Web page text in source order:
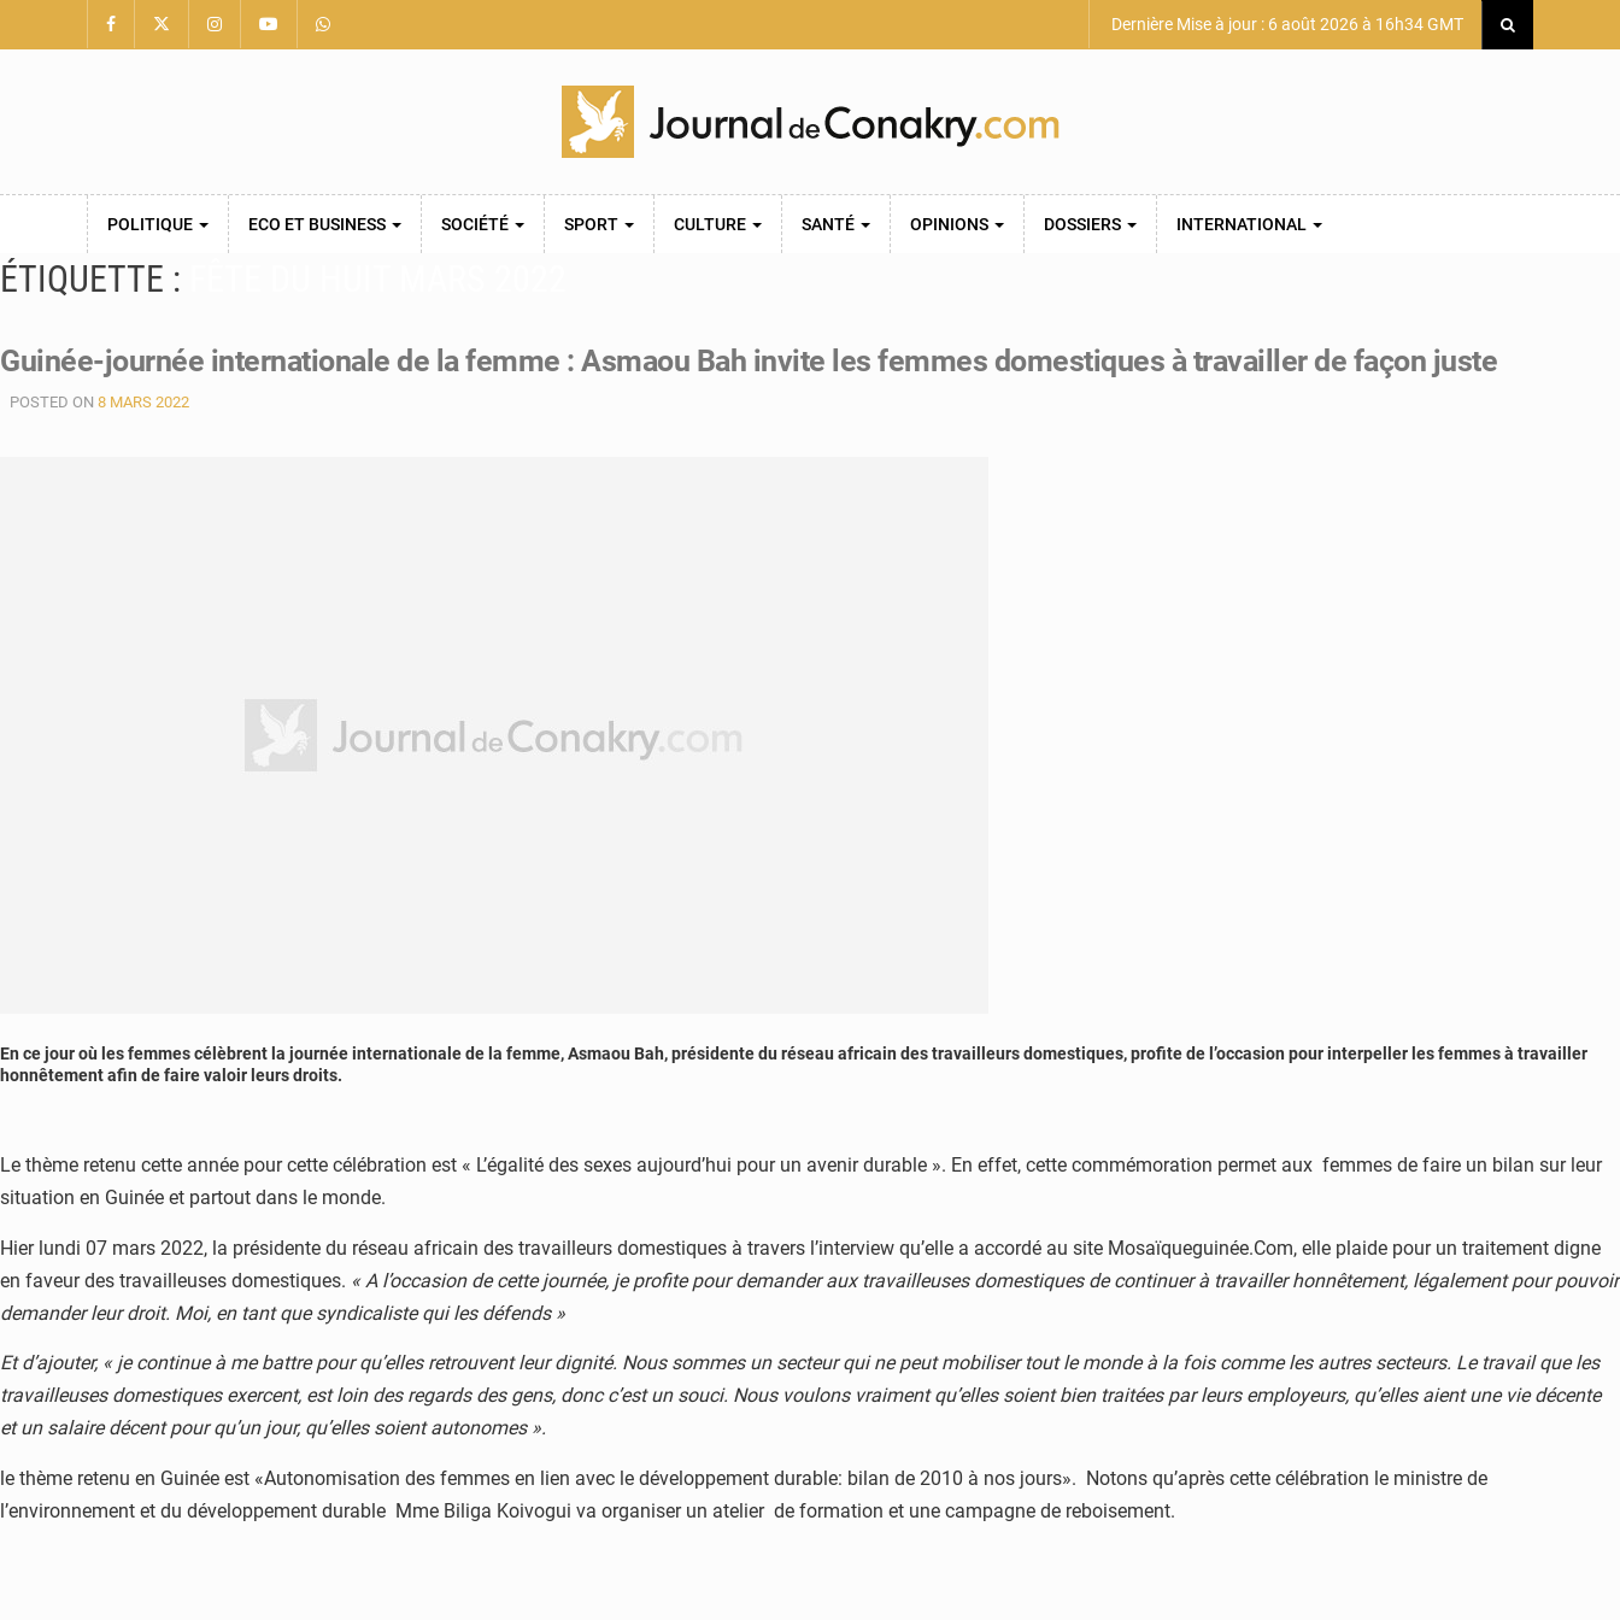
Dernière Mise à jour : 6 août 2026 à 16h34 GMT
POLITIQUE ECO ET BUSINESS SOCIÉTÉ SPORT CULTURE SANTÉ OPINIONS DOSSIERS INTERNATIONAL
ÉTIQUETTE :
Guinée-journée internationale de la femme : Asmaou Bah invite les femmes domestiques à travailler de façon juste
POSTED ON 8 MARS 2022
En ce jour où les femmes célèbrent la journée internationale de la femme, Asmaou Bah, présidente du réseau africain des travailleurs domestiques, profite de l’occasion pour interpeller les femmes à travailler
honnêtement afin de faire valoir leurs droits.
Le thème retenu cette année pour cette célébration est « L’égalité des sexes aujourd’hui pour un avenir durable ». En effet, cette commémoration permet aux femmes de faire un bilan sur leur
situation en Guinée et partout dans le monde.
Hier lundi 07 mars 2022, la présidente du réseau africain des travailleurs domestiques à travers l’interview qu’elle a accordé au site Mosaïqueguinée.Com, elle plaide pour un traitement digne
en faveur des travailleuses domestiques. « A l’occasion de cette journée, je profite pour demander aux travailleuses domestiques de continuer à travailler honnêtement, légalement pour pouvoir
demander leur droit. Moi, en tant que syndicaliste qui les défends»
Et d’ajouter, « je continue à me battre pour qu’elles retrouvent leur dignité. Nous sommes un secteur qui ne peut mobiliser tout le monde à la fois comme les autres secteurs. Le travail que les
travailleuses domestiques exercent, est loin des regards des gens, donc c’est un souci. Nous voulons vraiment qu’elles soient bien traitées par leurs employeurs, qu’elles aient une vie décente
et un salaire décent pour qu’un jour, qu’elles soient autonomes».
le thème retenu en Guinée est «Autonomisation des femmes en lien avec le développement durable: bilan de 2010 à nos jours». Notons qu’après cette célébration le ministre de
l’environnement et du développement durable Mme Biliga Koivogui va organiser un atelier de formation et une campagne de reboisement.